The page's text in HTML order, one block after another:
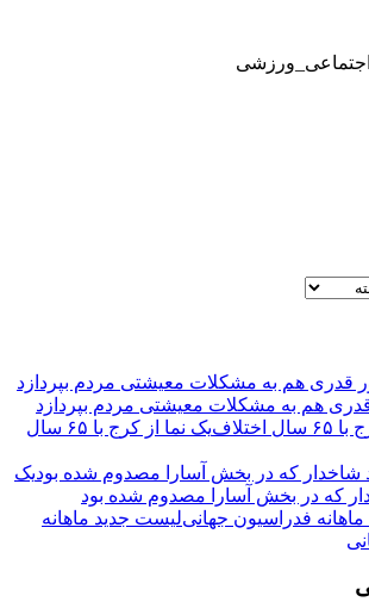
هم به مشکلات معیشتی مردم بپردازد
یک نما از کرج با ۶۵ سال
یک
که در بخش آسارا مصدوم شده بود
لیست جدید ماهانه